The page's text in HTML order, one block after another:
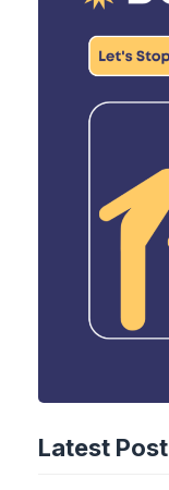
Latest Post